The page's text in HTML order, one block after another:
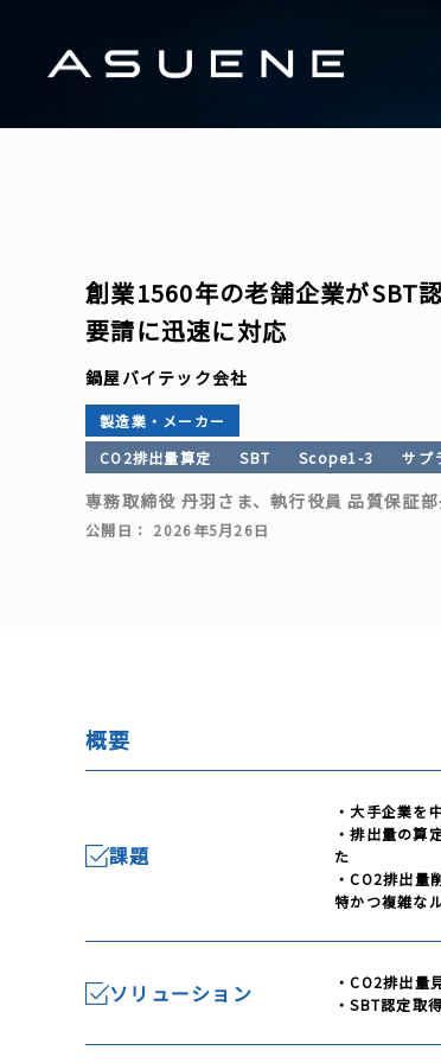
創業1560年の老舗企業がSBT
要請に迅速に対応
鍋屋バイテック会社
製造業・メーカー
CO2排出量算定
SBT Scope1-3 サプ
専務取締役 丹羽さま、執行役員 品質保証
公開日： 2026年5月26日
概要
課題
・大手企業を
・排出量の算
た
・CO2排出量
特かつ複雑な
ソリューション
・CO2排出量
・SBT認定取